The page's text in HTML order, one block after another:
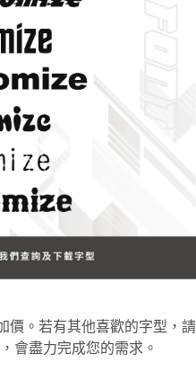
價。若有其他喜歡的字型，請
，會盡力完成您的需求。